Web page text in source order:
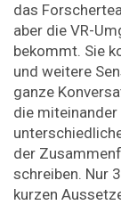
das
aber die VR-
bekommt. Sie
und weitere
ganze
die
der
schreiben. Nur
kurzen